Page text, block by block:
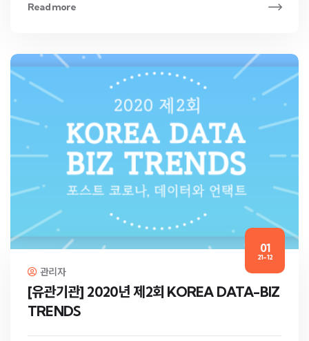
Read more
01
21-12
관리자
[유관기관] 2020년 제2회 KOREA DATA-BIZ
TRENDS